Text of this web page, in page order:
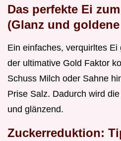
Das perfekte Ei
(Glanz und
Ein einfaches, verquirltes
der ultimative Gold Faktor
Schuss Milch oder Sahne
Prise Salz. Dadurch wird
und glänzend.
Zuckerreduktion: